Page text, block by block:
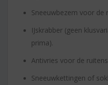
Sneeuwbezem voor de
IJskrabber (geen
prima).
Antivries voor de
Sneeuwkettingen of